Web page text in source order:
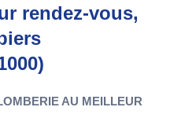
rendez-vous,
AU MEILLEUR